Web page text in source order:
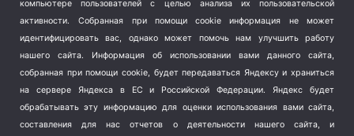
Туризм (178)
Флот (76)
Школа и спорт (2)
Экология (8)
Экономика (1172)
компьютере пользователей с целью анализа их пользовательской
активности.
Собранная при помощи cookie информация не может
идентифицировать вас, однако может помочь нам улучшить работу
нашего сайта. Информация об использовании вами данного сайта,
собранная при помощи cookie, будет передаваться Яндексу и храниться
на сервере Яндекса в ЕС и Российской Федерации. Яндекс будет
обрабатывать эту информацию для оценки использования вами сайта,
составления для нас отчетов о деятельности нашего сайта, и